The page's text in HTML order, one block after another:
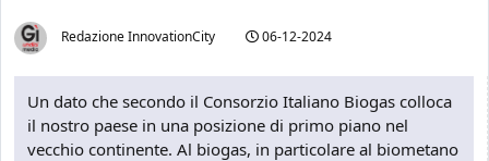
Redazione InnovationCity 06-12-2024
Un dato che secondo il Consorzio Italiano Biogas colloca
il nostro paese in una posizione di primo piano nel
vecchio continente. Al biogas, in particolare al biometano